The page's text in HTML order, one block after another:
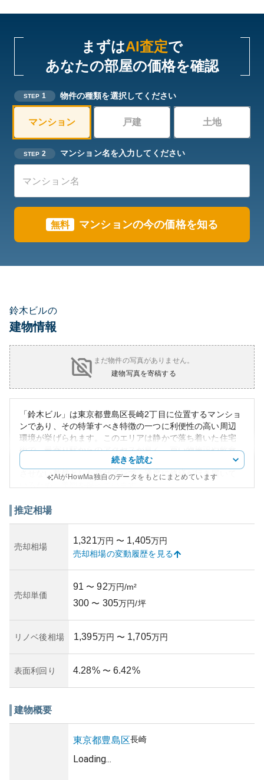
まずはAI査定で
あなたの部屋の価格を確認
STEP 1 物件の種類を選択してください
マンション 戸建 土地
STEP 2 マンション名を入力してください
無料 マンションの今の価格を知る
鈴木ビルの
建物情報
まだ物件の写真がありません。
建物写真を寄稿する
「鈴木ビル」は東京都豊島区長崎2丁目に位置するマンショ
ンであり、その特筆すべき特徴の一つに利便性の高い周辺
環境が挙げられます。このエリアは静かで落ち着いた住宅
街で、最寄り駅からのアクセスが良く、買い物施設や飲食
店も充実しています。マンションの外観は、築年数を感じ
させない整然としたデザインで、適度に修繕が行き届いて
アであることから、比較的安定しており、将来的な価値の
なっており、これが資産性に多少影響を与える可能性があ
ります。築年数や管理状態について具体的な情報は得られ
ませんでしたが、一般的に都心にあるマンションとして、
れていることを期待できます。しかし、詳細な状態は実際
の見学や条件確認が必要となります。
続きを読む
AIがHowMa独自のデータをもとにまとめています
推定相場
売却相場
1,321万円 〜 1,405万円
売却相場の変動履歴を見る
売却単価
91 〜 92万円/m²
300 〜 305万円/坪
リノベ後相場 1,395万円 〜 1,705万円
表面利回り 4.28% 〜 6.42%
建物概要
東京都豊島区長崎
Loading...